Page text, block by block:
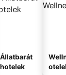
Állatbarát
hotelek